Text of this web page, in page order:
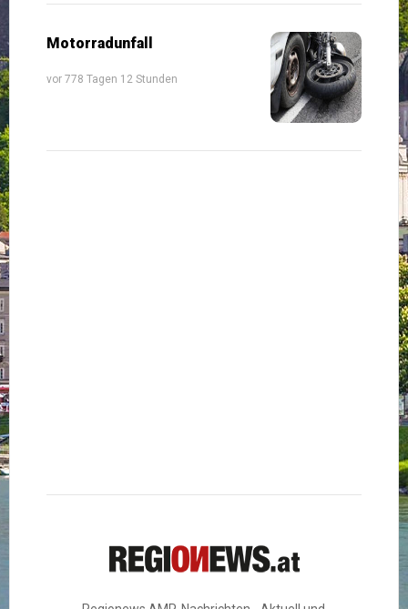
Motorradunfall
vor 778 Tagen 12 Stunden